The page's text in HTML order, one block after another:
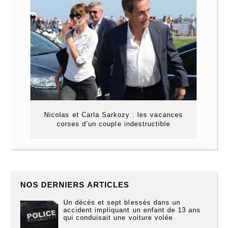
Nicolas et Carla Sarkozy : les vacances
corses d’un couple indestructible
NOS DERNIERS ARTICLES
Un décès et sept blessés dans un
accident impliquant un enfant de 13 ans
qui conduisait une voiture volée